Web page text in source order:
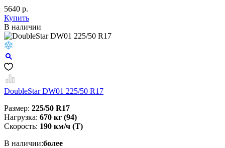
5640 р.
Купить
В наличии
DoubleStar DW01 225/50 R17
Размер: 225/50 R17
Нагрузка: 670 кг (94)
Скорость: 190 км/ч (T)
В наличии:более